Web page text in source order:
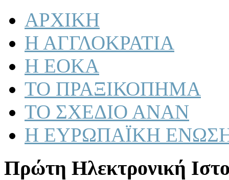
ΑΡΧΙΚΗ
Η ΑΓΓΛΟΚΡΑΤΙΑ
Η ΕΟΚΑ
ΤΟ ΠΡΑΞΙΚΟΠΗΜΑ
ΤΟ ΣΧΕΔΙΟ ΑΝΑΝ
Η ΕΥΡΩΠΑΪΚΗ
Πρώτη Ηλεκτρονική